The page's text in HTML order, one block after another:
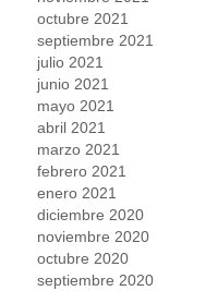
octubre 2021
septiembre 2021
julio 2021
junio 2021
mayo 2021
abril 2021
marzo 2021
febrero 2021
enero 2021
diciembre 2020
noviembre 2020
octubre 2020
septiembre 2020